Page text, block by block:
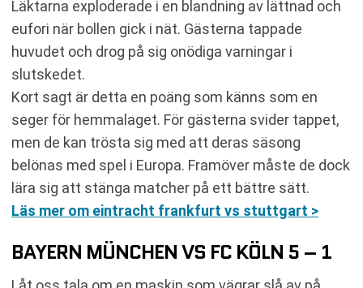
Läktarna exploderade i en blandning av lättnad och
eufori när bollen gick i nät. Gästerna tappade
huvudet och drog på sig onödiga varningar i
slutskedet.
Kort sagt är detta en poäng som känns som en
seger för hemmalaget. För gästerna svider tappet,
men de kan trösta sig med att deras säsong
belönas med spel i Europa. Framöver måste de dock
lära sig att stänga matcher på ett bättre sätt.
Läs mer om eintracht frankfurt vs stuttgart >
BAYERN MÜNCHEN VS FC KÖLN 5 – 1